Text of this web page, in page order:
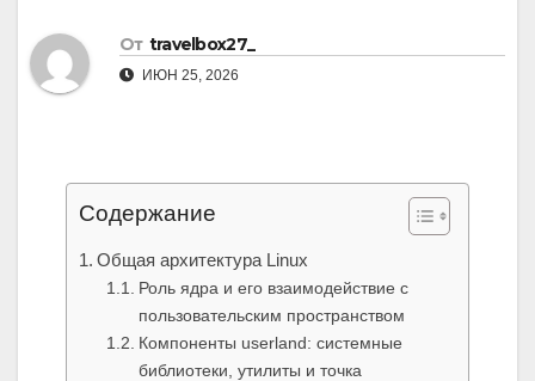
От travelbox27_
ИЮН 25, 2026
Содержание
Общая архитектура Linux
Роль ядра и его взаимодействие с
пользовательским пространством
Компоненты userland: системные
библиотеки, утилиты и точка